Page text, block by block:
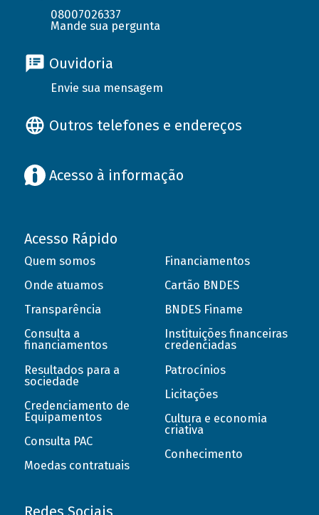
08007026337
Mande sua pergunta
Ouvidoria
Envie sua mensagem
Outros telefones e endereços
Acesso à informação
Acesso Rápido
Quem somos
Onde atuamos
Transparência
Consulta a
financiamentos
Resultados para a
sociedade
Credenciamento de
Equipamentos
Consulta PAC
Moedas contratuais
Financiamentos
Cartão BNDES
BNDES Finame
Instituições financeiras
credenciadas
Patrocínios
Licitações
Cultura e economia
criativa
Conhecimento